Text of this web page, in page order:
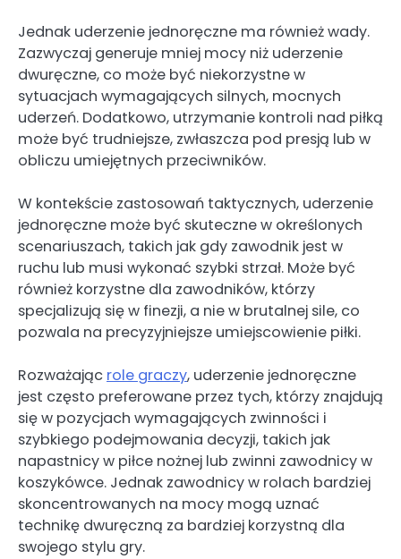
Jednak uderzenie jednoręczne ma również wady.
Zazwyczaj generuje mniej mocy niż uderzenie
dwuręczne, co może być niekorzystne w
sytuacjach wymagających silnych, mocnych
uderzeń. Dodatkowo, utrzymanie kontroli nad piłką
może być trudniejsze, zwłaszcza pod presją lub w
obliczu umiejętnych przeciwników.
W kontekście zastosowań taktycznych, uderzenie
jednoręczne może być skuteczne w określonych
scenariuszach, takich jak gdy zawodnik jest w
ruchu lub musi wykonać szybki strzał. Może być
również korzystne dla zawodników, którzy
specjalizują się w finezji, a nie w brutalnej sile, co
pozwala na precyzyjniejsze umiejscowienie piłki.
Rozważając role graczy, uderzenie jednoręczne
jest często preferowane przez tych, którzy znajdują
się w pozycjach wymagających zwinności i
szybkiego podejmowania decyzji, takich jak
napastnicy w piłce nożnej lub zwinni zawodnicy w
koszykówce. Jednak zawodnicy w rolach bardziej
skoncentrowanych na mocy mogą uznać
technikę dwuręczną za bardziej korzystną dla
swojego stylu gry.